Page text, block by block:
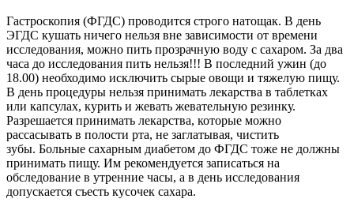
Гастроскопия (ФГДС) проводится строго натощак. В день
ЭГДС кушать ничего нельзя вне зависимости от времени
исследования, можно пить прозрачную воду с сахаром. За два
часа до исследования пить нельзя!!! В последний ужин (до
18.00) необходимо исключить сырые овощи и тяжелую пищу.
В день процедуры нельзя принимать лекарства в таблетках
или капсулах, курить и жевать жевательную резинку.
Разрешается принимать лекарства, которые можно
рассасывать в полости рта, не заглатывая, чистить
зубы. Больные сахарным диабетом до ФГДС тоже не должны
принимать пищу. Им рекомендуется записаться на
обследование в утренние часы, а в день исследования
допускается съесть кусочек сахара.